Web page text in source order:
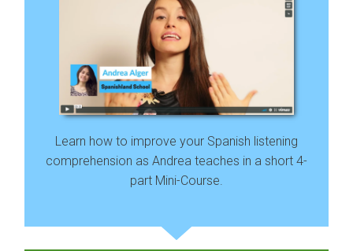
Learn how to improve your Spanish listening
comprehension as Andrea teaches in a short 4-
part Mini-Course.